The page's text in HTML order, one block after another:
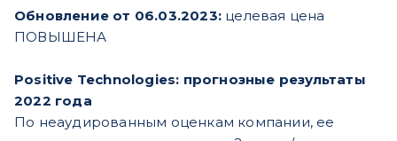
Обновление от 06.03.2023: целевая цена
ПОВЫШЕНА
Positive Technologies: прогнозные результаты
2022 года
По неаудированным оценкам компании, ее